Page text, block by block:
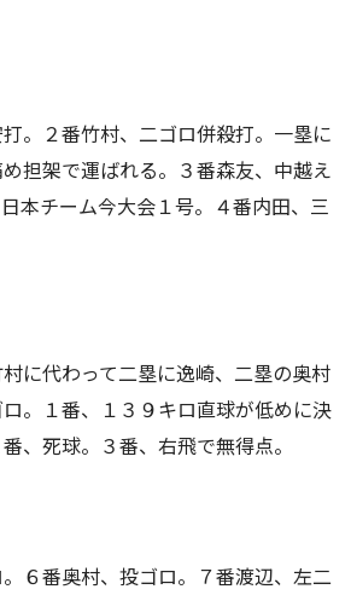
。２番竹村、二ゴロ併殺打。一塁に
担架で運ばれる。３番森友、中越え
本チーム今大会１号。４番内田、三
に代わって二塁に逸崎、二塁の奥村
。１番、１３９キロ直球が低めに決
、死球。３番、右飛で無得点。
６番奥村、投ゴロ。７番渡辺、左二